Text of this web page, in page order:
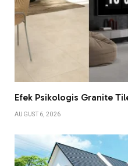
Efek Psikologis Granite
AUGUST 6, 2026